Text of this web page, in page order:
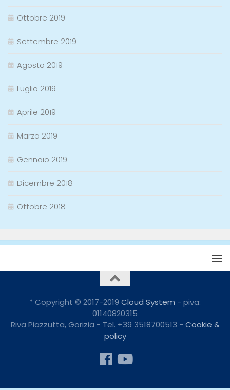
Ottobre 2019
Settembre 2019
Agosto 2019
Luglio 2019
Aprile 2019
Marzo 2019
Gennaio 2019
Dicembre 2018
Ottobre 2018
* Copyright © 2017-2019 Cloud System - piva:
01140820315
Riva Piazzutta, Gorizia - Tel. +39 3518700513 - Cookie &
policy